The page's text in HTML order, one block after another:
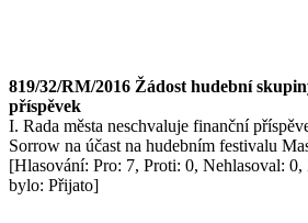
819/32/RM/2016 Žádost hudební
příspěvek
I. Rada města neschvaluje finanční
Sorrow na účast na hudebním festivalu
[Hlasování: Pro: 7, Proti: 0, Nehlasoval: 0,
bylo: Přijato]